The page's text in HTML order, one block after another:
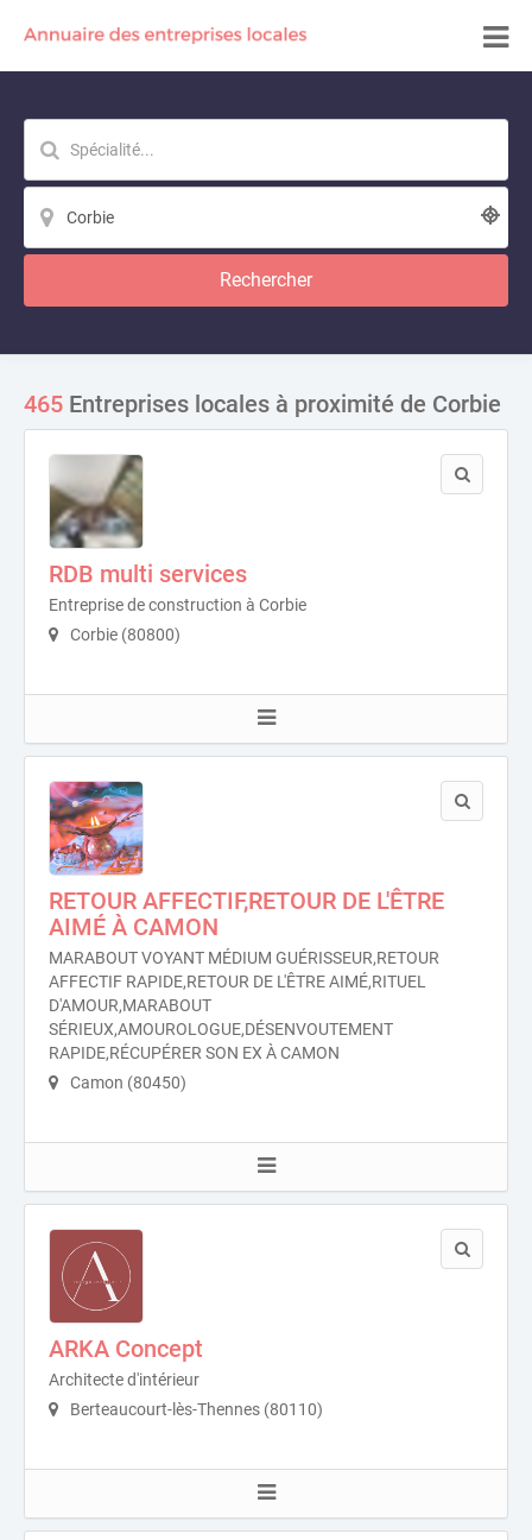
Rechercher
465 Entreprises locales à proximité de Corbie
RDB multi services
Entreprise de construction à Corbie
Corbie (80800)
RETOUR AFFECTIF,RETOUR DE L'ÊTRE
AIMÉ À CAMON
MARABOUT VOYANT MÉDIUM GUÉRISSEUR,RETOUR
AFFECTIF RAPIDE,RETOUR DE L'ÊTRE AIMÉ,RITUEL
D'AMOUR,MARABOUT
SÉRIEUX,AMOUROLOGUE,DÉSENVOUTEMENT
RAPIDE,RÉCUPÉRER SON EX À CAMON
Camon (80450)
ARKA Concept
Architecte d'intérieur
Berteaucourt-lès-Thennes (80110)